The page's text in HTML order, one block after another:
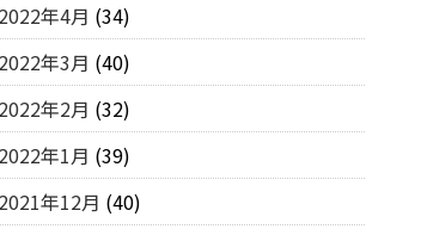
2022年4月 (34)
2022年3月 (40)
2022年2月 (32)
2022年1月 (39)
2021年12月 (40)